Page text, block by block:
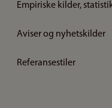
Empiriske kilder,
Aviser og nyhetskilder
Referansestiler